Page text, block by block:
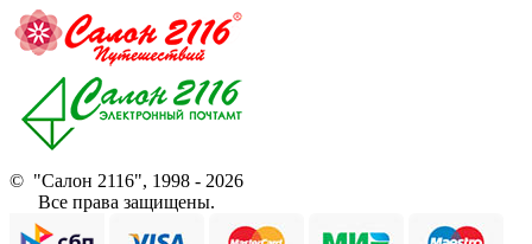
© "Салон 2116", 1998 - 2026
Все права защищены.